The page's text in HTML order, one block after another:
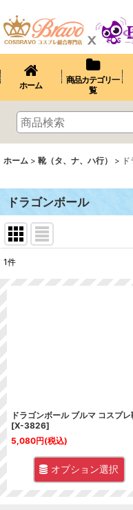
ホーム
商品カテゴリ一
覧
ホーム > 靴（タ、ナ、ハ行） >
ドラゴンボール
1件
ドラゴンボール ブルマ コスプレ
[X-3826]
5,080円(税込)
オプション選択